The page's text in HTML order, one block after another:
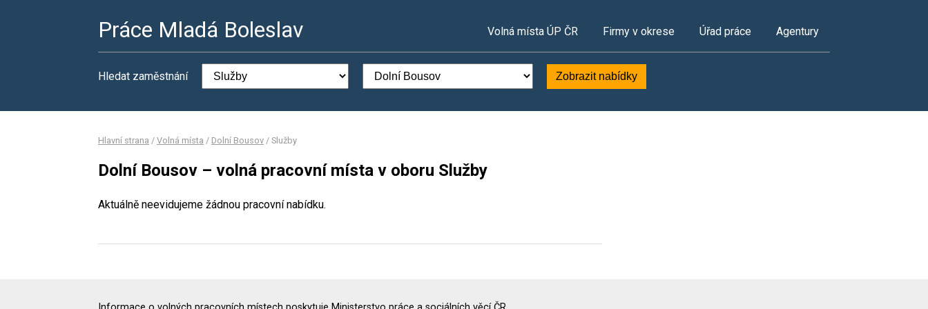
Práce Mladá Boleslav Volná místa ÚP ČR Firmy v okrese Úřad práce Agentury
Hledat zaměstnání Zobrazit nabídky
Hlavní strana / Volná místa / Dolní Bousov / Služby
Dolní Bousov – volná pracovní místa v oboru Služby
Aktuálně neevidujeme žádnou pracovní nabídku.